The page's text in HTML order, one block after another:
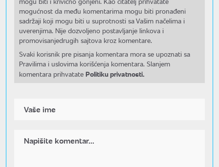
mogućnost da među komentarima mogu biti pronađeni
sadržaji koji mogu biti u suprotnosti sa Vašim načelima i
uverenjima. Nije dozvoljeno postavljanje linkova i
promovisanjedrugih sajtova kroz komentare.
Svaki korisnik pre pisanja komentara mora se upoznati sa
Pravilima i uslovima korišćenja komentara. Slanjem
komentara prihvatate Politiku privatnosti.